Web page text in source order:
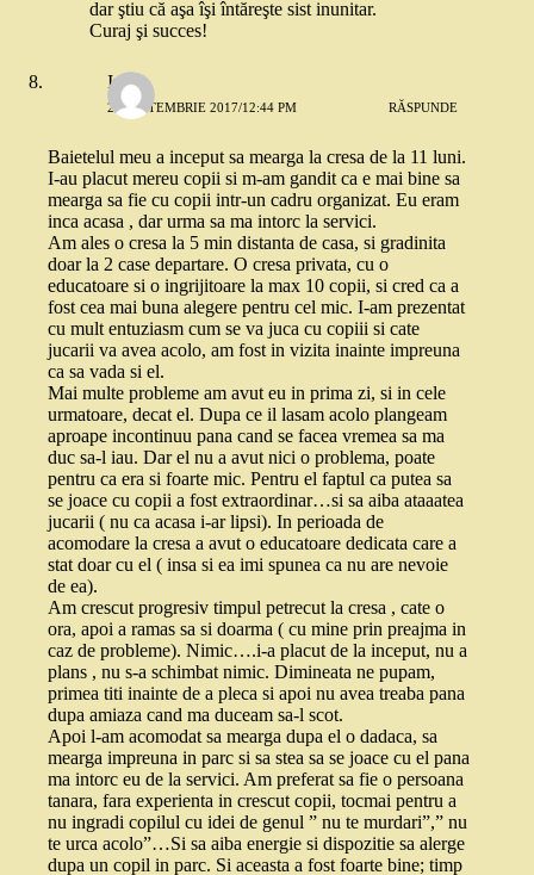
dar ştiu că aşa îşi întăreşte sist inunitar.
Curaj şi succes!
Irina
29 SEPTEMBRIE 2017/12:44 PM RĂSPUNDE
Baietelul meu a inceput sa mearga la cresa de la 11 luni.
I-au placut mereu copii si m-am gandit ca e mai bine sa
mearga sa fie cu copii intr-un cadru organizat. Eu eram
inca acasa , dar urma sa ma intorc la servici.
Am ales o cresa la 5 min distanta de casa, si gradinita
doar la 2 case departare. O cresa privata, cu o
educatoare si o ingrijitoare la max 10 copii, si cred ca a
fost cea mai buna alegere pentru cel mic. I-am prezentat
cu mult entuziasm cum se va juca cu copiii si cate
jucarii va avea acolo, am fost in vizita inainte impreuna
ca sa vada si el.
Mai multe probleme am avut eu in prima zi, si in cele
urmatoare, decat el. Dupa ce il lasam acolo plangeam
aproape incontinuu pana cand se facea vremea sa ma
duc sa-l iau. Dar el nu a avut nici o problema, poate
pentru ca era si foarte mic. Pentru el faptul ca putea sa
se joace cu copii a fost extraordinar…si sa aiba ataaatea
jucarii ( nu ca acasa i-ar lipsi). In perioada de
acomodare la cresa a avut o educatoare dedicata care a
stat doar cu el ( insa si ea imi spunea ca nu are nevoie
de ea).
Am crescut progresiv timpul petrecut la cresa , cate o
ora, apoi a ramas sa si doarma ( cu mine prin preajma in
caz de probleme). Nimic….i-a placut de la inceput, nu a
plans , nu s-a schimbat nimic. Dimineata ne pupam,
primea titi inainte de a pleca si apoi nu avea treaba pana
dupa amiaza cand ma duceam sa-l scot.
Apoi l-am acomodat sa mearga dupa el o dadaca, sa
mearga impreuna in parc si sa stea sa se joace cu el pana
ma intorc eu de la servici. Am preferat sa fie o persoana
tanara, fara experienta in crescut copii, tocmai pentru a
nu ingradi copilul cu idei de genul ” nu te murdari”,” nu
te urca acolo”…Si sa aiba energie si dispozitie sa alerge
dupa un copil in parc. Si aceasta a fost foarte bine; timp